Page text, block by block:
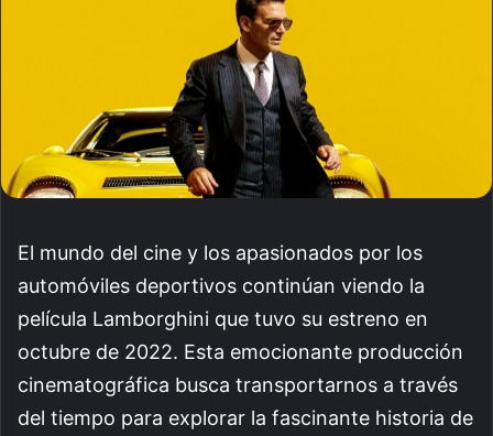
El mundo del cine y los apasionados por los
automóviles deportivos continúan viendo la
película Lamborghini que tuvo su estreno en
octubre de 2022. Esta emocionante producción
cinematográfica busca transportarnos a través
del tiempo para explorar la fascinante historia de